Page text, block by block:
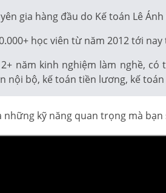
gia hàng đầu do Kế toán Lê
học viên từ năm 2012 tới
năm kinh nghiệm làm nghề,
nội bộ, kế toán tiền lương, kế
kỹ năng quan trọng mà